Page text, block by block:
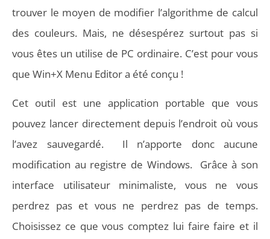
trouver le moyen de modifier l’algorithme de calcul
des couleurs. Mais, ne désespérez surtout pas si
vous êtes un utilise de PC ordinaire. C’est pour vous
que Win+X Menu Editor a été conçu !
Cet outil est une application portable que vous
pouvez lancer directement depuis l’endroit où vous
l’avez sauvegardé. Il n’apporte donc aucune
modification au registre de Windows. Grâce à son
interface utilisateur minimaliste, vous ne vous
perdrez pas et vous ne perdrez pas de temps.
Choisissez ce que vous comptez lui faire faire et il